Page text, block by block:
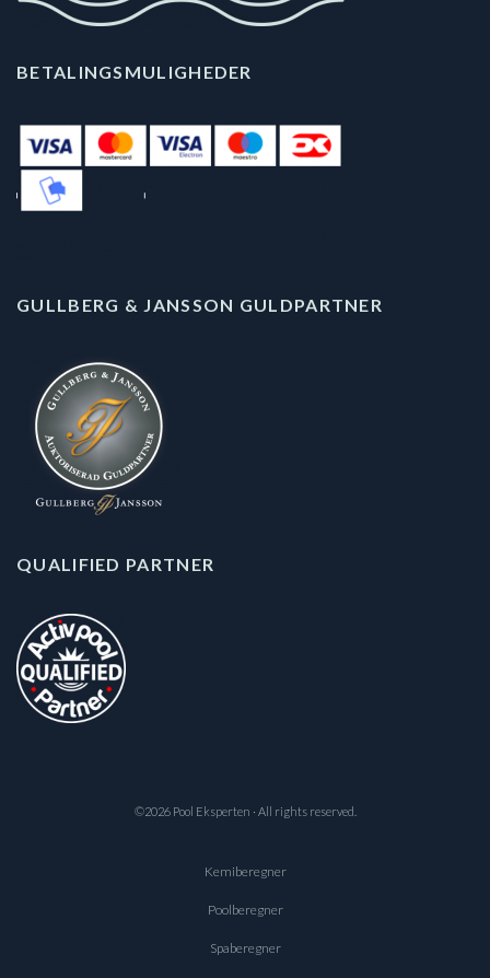
BETALINGSMULIGHEDER
GULLBERG & JANSSON GULDPARTNER
QUALIFIED PARTNER
©2026 Pool Eksperten · All rights reserved.
Kemiberegner
Poolberegner
Spaberegner